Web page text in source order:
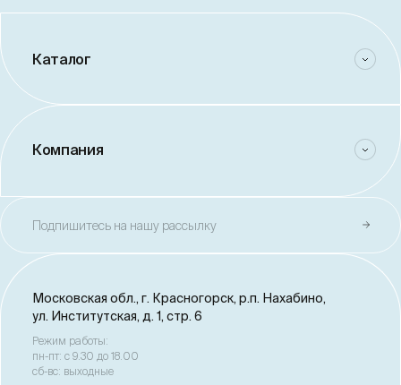
Каталог
Компания
Подпишитесь на нашу рассылку
Московская обл., г. Красногорск, р.п. Нахабино,
ул. Институтская, д. 1, стр. 6
Режим работы:
пн-пт: с 9.30 до 18.00
сб-вс: выходные